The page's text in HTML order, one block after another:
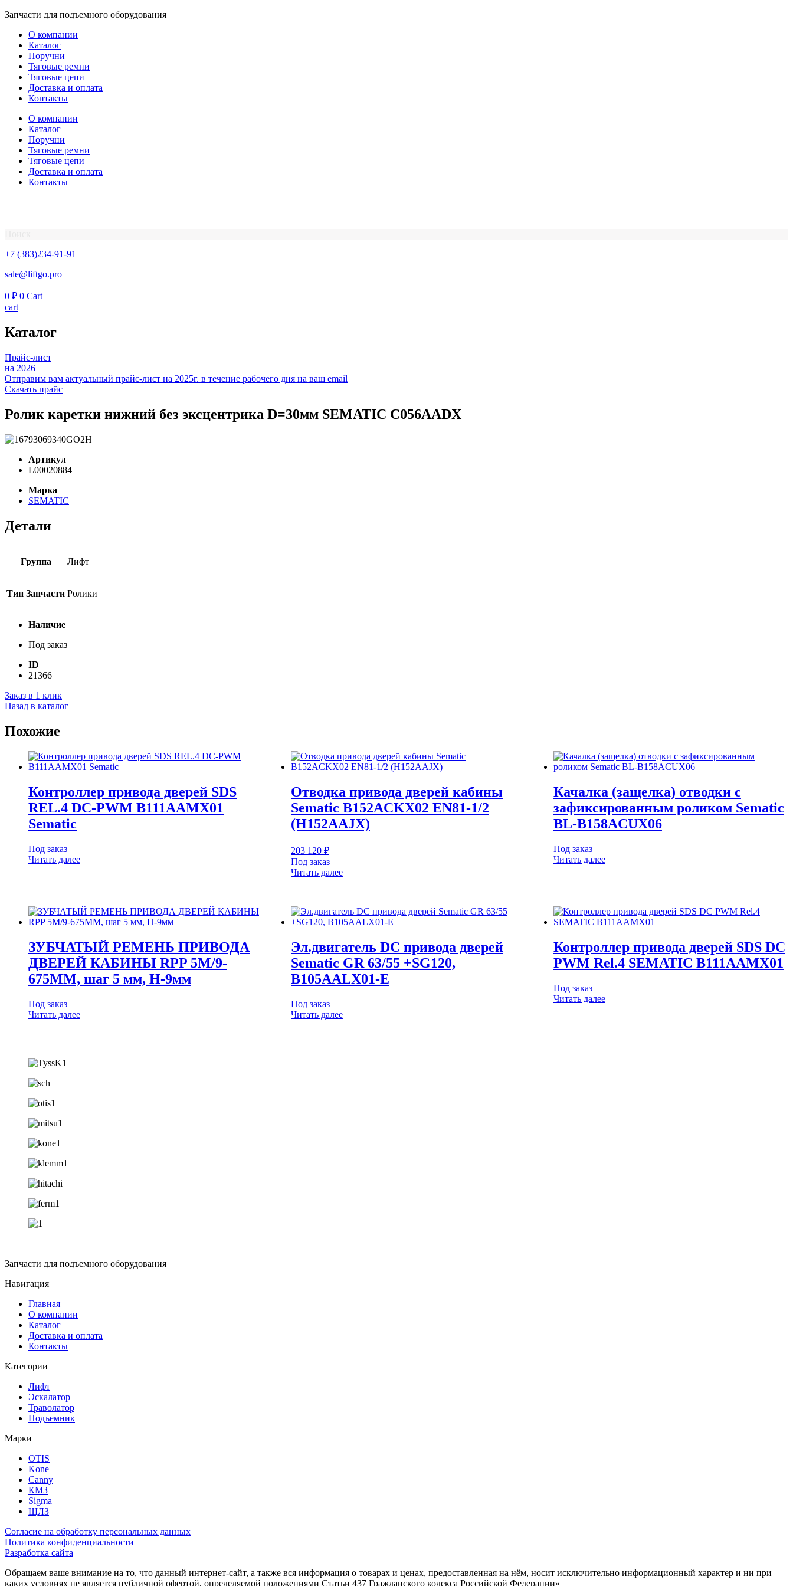
Перейти
содержимому
Запчасти для подъемного оборудования
О компании
Каталог
Поручни
Тяговые ремни
Тяговые цепи
Доставка и оплата
Контакты
О компании
Каталог
Поручни
Тяговые ремни
Тяговые цепи
Доставка и оплата
Контакты
+7 (383)234-91-91
sale@liftgo.pro
0 ₽ 0 Cart
cart
Каталог
Прайс-лист
на 2026
Отправим вам актуальный прайс-лист на 2025г. в течение рабочего дня на ваш email
Скачать прайс
Ролик каретки нижний без эксцентрика D=30мм SEMATIC C056AADX
Артикул
L00020884
Марка
SEMATIC
Детали
Группа Лифт
Тип Запчасти Ролики
Наличие
Под заказ
ID
21366
Заказ в 1 клик
Назад в каталог
Похожие
Контроллер привода дверей SDS
REL.4 DC-PWM B111AAMX01
Sematic
Под заказ
Читать далее
Отводка привода дверей кабины
Sematic B152ACKX02 EN81-1/2
(H152AAJX)
203 120 ₽
Под заказ
Читать далее
Качалка (защелка) отводки с
зафиксированным роликом Sematic
BL-B158ACUX06
Под заказ
Читать далее
ЗУБЧАТЫЙ РЕМЕНЬ ПРИВОДА
ДВЕРЕЙ КАБИНЫ RPP 5M/9-
675ММ, шаг 5 мм, H-9мм
Под заказ
Читать далее
Эл.двигатель DC привода дверей
Sematic GR 63/55 +SG120,
B105AALX01-E
Под заказ
Читать далее
Контроллер привода дверей SDS DC
PWM Rel.4 SEMATIC B111AAMX01
Под заказ
Читать далее
Запчасти для подъемного оборудования
Навигация
Главная
О компании
Каталог
Доставка и оплата
Контакты
Категории
Лифт
Эскалатор
Траволатор
Подъемник
Марки
OTIS
Kone
Canny
КМЗ
Sigma
ЩЛЗ
Согласие на обработку персональных данных
Политика конфиденциальности
Разработка сайта
Обращаем ваше внимание на то, что данный интернет-сайт, а также вся информация о товарах и ценах, предоставленная на нём, носит исключительно информационный характер и ни при
каких условиях не является публичной офертой, определяемой положениями Статьи 437 Гражданского кодекса Российской Федерации»